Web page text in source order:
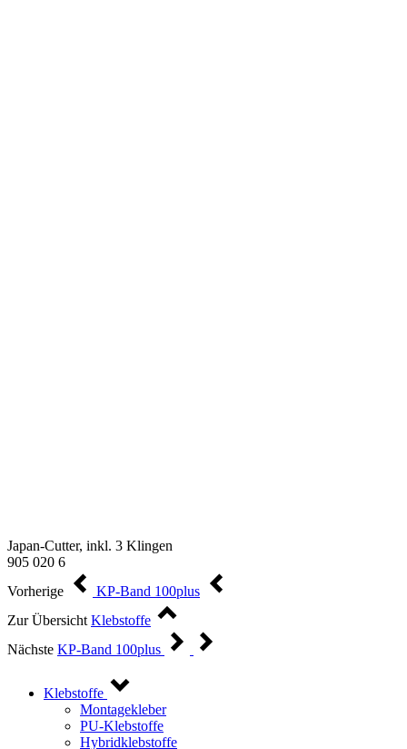
Japan-Cutter, inkl. 3 Klingen
905 020 6
Vorherige
KP-Band 100plus
Zur Übersicht Klebstoffe
Nächste KP-Band 100plus
Klebstoffe
Montagekleber
PU-Klebstoffe
Hybridklebstoffe